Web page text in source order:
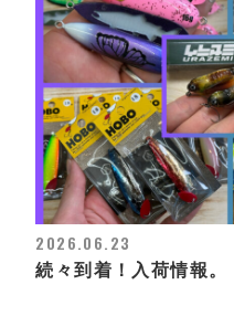
2026.06.23
続々到着！入荷情報。